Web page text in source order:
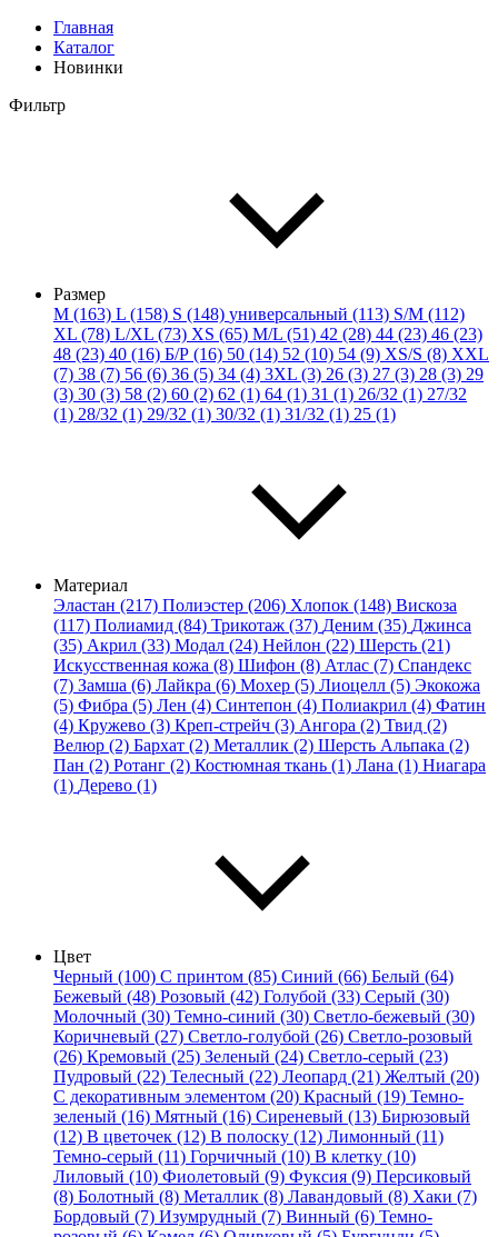
Главная
Каталог
Новинки
Фильтр
Размер
M (163) L (158) S (148) универсальный (113) S/M (112)
XL (78) L/XL (73) XS (65) M/L (51) 42 (28) 44 (23) 46 (23)
48 (23) 40 (16) Б/Р (16) 50 (14) 52 (10) 54 (9) XS/S (8) XXL
(7) 38 (7) 56 (6) 36 (5) 34 (4) 3XL (3) 26 (3) 27 (3) 28 (3) 29
(3) 30 (3) 58 (2) 60 (2) 62 (1) 64 (1) 31 (1) 26/32 (1) 27/32
(1) 28/32 (1) 29/32 (1) 30/32 (1) 31/32 (1) 25 (1)
Материал
Эластан (217) Полиэстер (206) Хлопок (148) Вискоза
(117) Полиамид (84) Трикотаж (37) Деним (35) Джинса
(35) Акрил (33) Модал (24) Нейлон (22) Шерсть (21)
Искусственная кожа (8) Шифон (8) Атлас (7) Спандекс
(7) Замша (6) Лайкра (6) Мохер (5) Лиоцелл (5) Экокожа
(5) Фибра (5) Лен (4) Синтепон (4) Полиакрил (4) Фатин
(4) Кружево (3) Креп-стрейч (3) Ангора (2) Твид (2)
Велюр (2) Бархат (2) Металлик (2) Шерсть Альпака (2)
Пан (2) Ротанг (2) Костюмная ткань (1) Лана (1) Ниагара
(1) Дерево (1)
Цвет
Черный (100) С принтом (85) Синий (66) Белый (64)
Бежевый (48) Розовый (42) Голубой (33) Серый (30)
Молочный (30) Темно-синий (30) Светло-бежевый (30)
Коричневый (27) Светло-голубой (26) Светло-розовый
(26) Кремовый (25) Зеленый (24) Светло-серый (23)
Пудровый (22) Телесный (22) Леопард (21) Желтый (20)
С декоративным элементом (20) Красный (19) Темно-
зеленый (16) Мятный (16) Сиреневый (13) Бирюзовый
(12) В цветочек (12) В полоску (12) Лимонный (11)
Темно-серый (11) Горчичный (10) В клетку (10)
Лиловый (10) Фиолетовый (9) Фуксия (9) Персиковый
(8) Болотный (8) Металлик (8) Лавандовый (8) Хаки (7)
Бордовый (7) Изумрудный (7) Винный (6) Темно-